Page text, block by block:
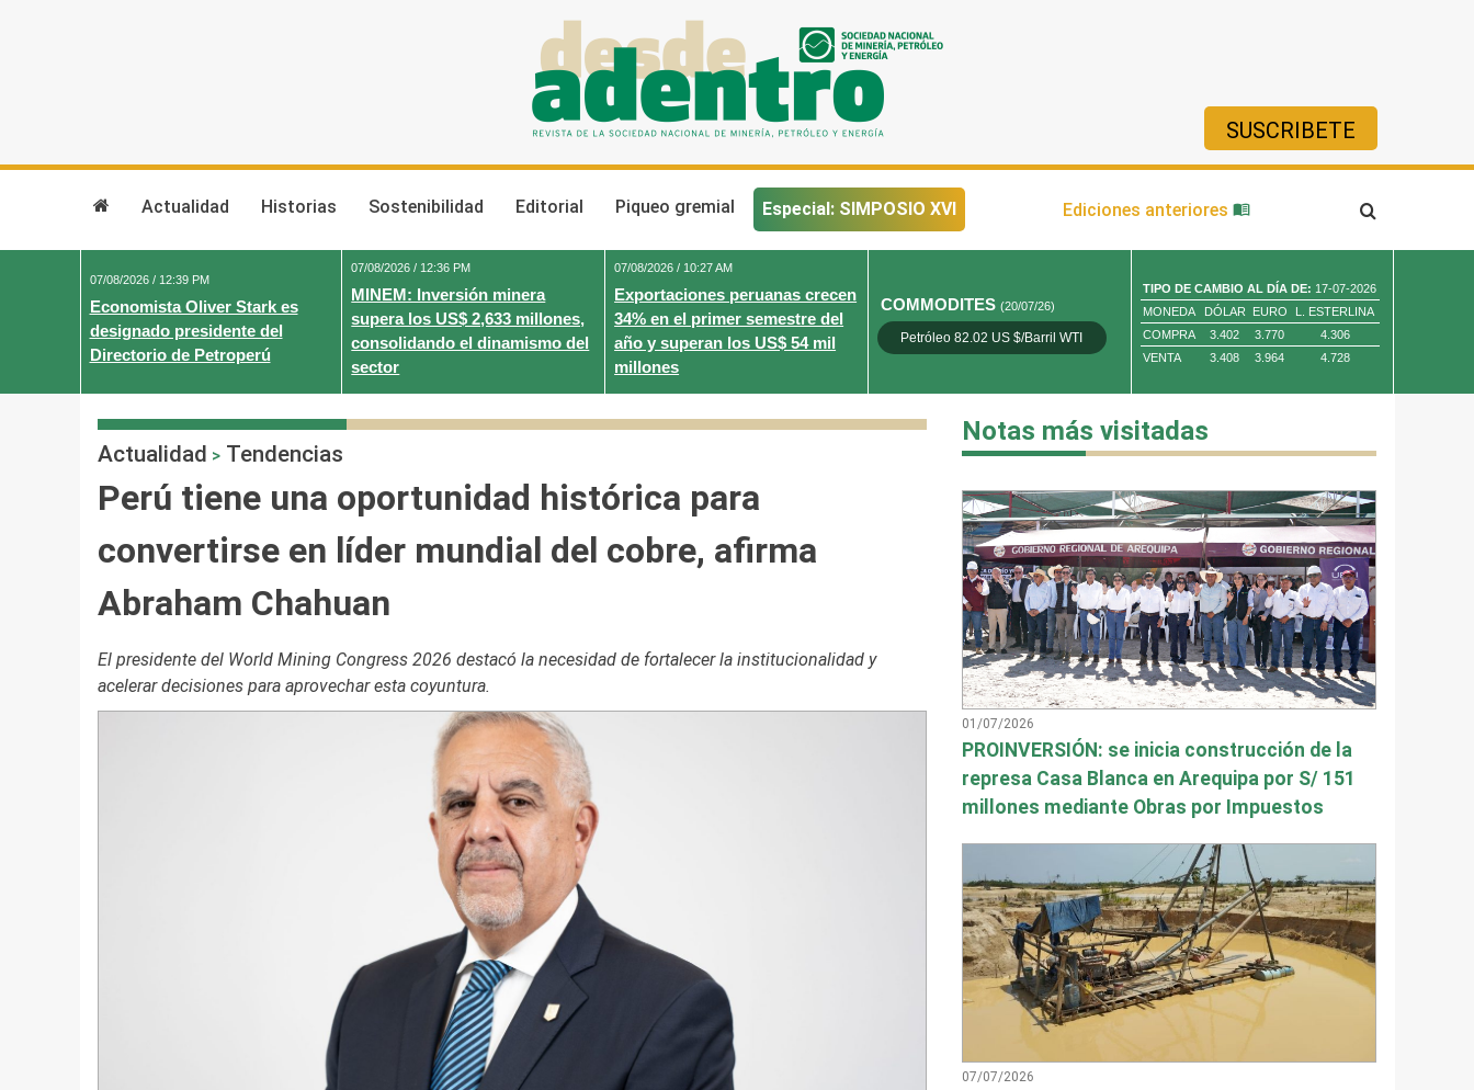
SUSCRIBETE
Actualidad Historias Sostenibilidad Editorial Piqueo gremial Especial: SIMPOSIO XVI Ediciones anteriores
07/08/2026 / 12:39 PM
Economista Oliver Stark es
designado presidente del
Directorio de Petroperú
07/08/2026 / 12:36 PM
MINEM: Inversión minera
supera los US$ 2,633 millones,
consolidando el dinamismo del
sector
07/08/2026 / 10:27 AM
Exportaciones peruanas crecen
34% en el primer semestre del
año y superan los US$ 54 mil
millones
COMMODITES(20/07/26)
Petróleo 82.02 US $/Barril WTI Oro 4,010.80 US $/ Oz. Tr.
TIPO DE CAMBIO AL DÍA DE: 17-07-2026
MONEDA
DÓLAR EURO
L. ESTERLINA
COMPRA
3.402 3.770
4.306
VENTA
3.408 3.964 4.728
Actualidad > Tendencias
Perú tiene una oportunidad histórica para
convertirse en líder mundial del cobre, afirma
Abraham Chahuan
El presidente del World Mining Congress 2026 destacó la necesidad de fortalecer la institucionalidad y
acelerar decisiones para aprovechar esta coyuntura.
Notas más visitadas
01/07/2026
PROINVERSIÓN: se inicia construcción de la
represa Casa Blanca en Arequipa por S/ 151
millones mediante Obras por Impuestos
07/07/2026